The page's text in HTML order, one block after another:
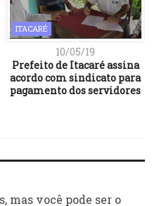
ITACARÉ
10/05/19
Prefeito de Itacaré assina
acordo com sindicato para
pagamento dos servidores
mas você pode ser o